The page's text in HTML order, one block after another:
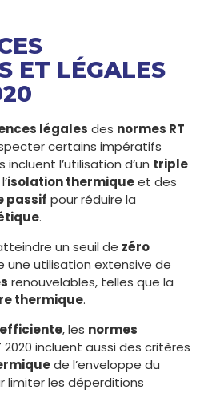
ET LÉGALES
légales des normes RT
certains impératifs
l’utilisation d’un triple
isolation thermiqueet des
passif pour réduire la
.
un seuil de zéro
une utilisation extensive de
renouvelables, telles que la
thermique.
, les normes
2020 incluent aussi des critères
de l’enveloppe du
limiter les déperditions